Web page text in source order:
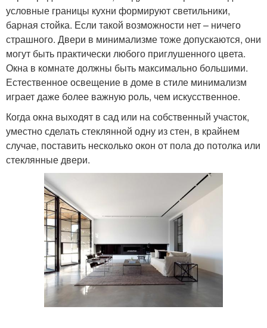
условные границы кухни формируют светильники,
барная стойка. Если такой возможности нет – ничего
страшного. Двери в минимализме тоже допускаются, они
могут быть практически любого приглушенного цвета.
Окна в комнате должны быть максимально большими.
Естественное освещение в доме в стиле минимализм
играет даже более важную роль, чем искусственное.
Когда окна выходят в сад или на собственный участок,
уместно сделать стеклянной одну из стен, в крайнем
случае, поставить несколько окон от пола до потолка или
стеклянные двери.